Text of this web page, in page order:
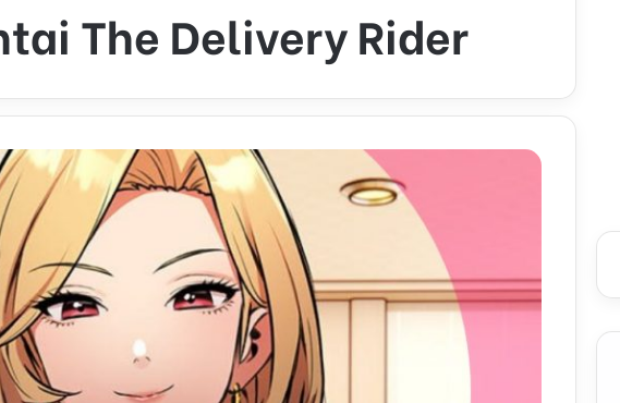
The Delivery Rider